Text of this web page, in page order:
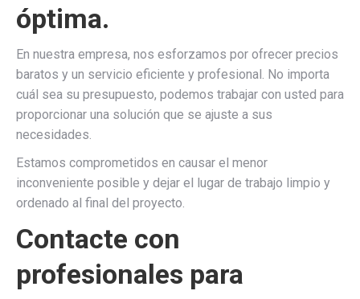
óptima.
En nuestra empresa, nos esforzamos por ofrecer precios
baratos y un servicio eficiente y profesional. No importa
cuál sea su presupuesto, podemos trabajar con usted para
proporcionar una solución que se ajuste a sus
necesidades.
Estamos comprometidos en causar el menor
inconveniente posible y dejar el lugar de trabajo limpio y
ordenado al final del proyecto.
Contacte con
profesionales para